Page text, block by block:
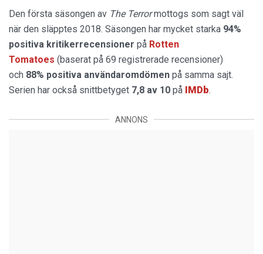
Den första säsongen av The Terrormottogs som sagt väl
när den släpptes 2018. Säsongen har mycket starka 94%
positiva kritikerrecensioner på Rotten
Tomatoes (baserat på 69 registrerade recensioner)
och 88% positiva användaromdömen på samma sajt.
Serien har också snittbetyget 7,8 av 10 på IMDb.
ANNONS